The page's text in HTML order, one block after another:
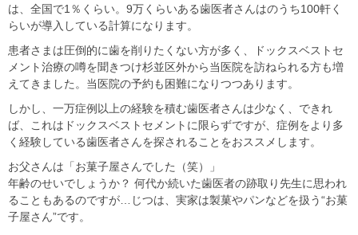
は、全国で1％くらい。9万くらいある歯医者さんはのうち100軒く
らいが導入している計算になります。
患者さまは圧倒的に歯を削りたくない方が多く、ドックスベストセ
メント治療の噂を聞きつけ杉並区外から当医院を訪ねられる方も増
えてきました。当医院の予約も困難になりつつあります。
しかし、一万症例以上の経験を積む歯医者さんは少なく、できれ
ば、これはドックスベストセメントに限らずですが、症例をより多
く経験している歯医者さんを探されることをおススメします。
お父さんは「お菓子屋さんでした（笑）」
年齢のせいでしょうか？ 何代か続いた歯医者の跡取り先生に思われ
ることもあるのですが…じつは、実家は製菓やパンなどを扱う“お菓
子屋さん”です。